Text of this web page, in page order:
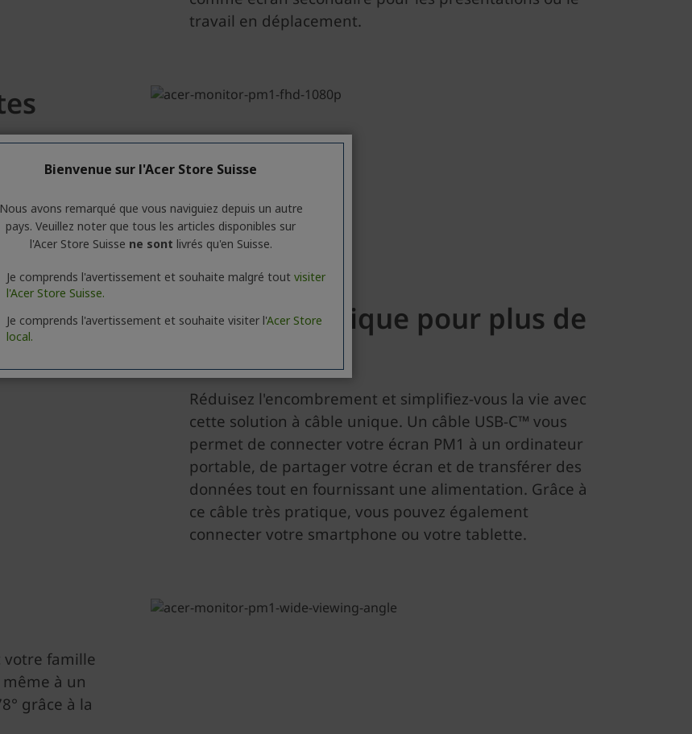
Bienvenue sur l'Acer Store Suisse
Nous avons remarqué que vous naviguiez depuis un autre
pays. Veuillez noter que tous les articles disponibles sur
l'Acer Store Suisse ne sont livrés qu'en Suisse.
Je comprends l'avertissement et souhaite malgré tout visiter
l'Acer Store Suisse.
Je comprends l'avertissement et souhaite visiter l'Acer Store
local.